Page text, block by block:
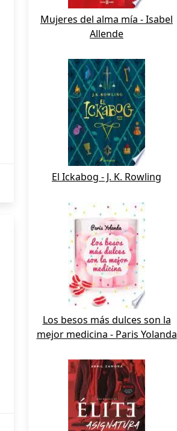
Mujeres del alma mía - Isabel
Allende
El Ickabog - J. K. Rowling
Los besos más dulces son la
mejor medicina - Paris Yolanda